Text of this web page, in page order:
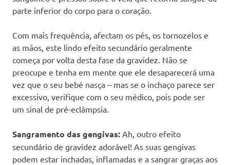
parte inferior do corpo para o coração.
Com mais frequência, afectam os pés, os tornozelos e
as mãos, este lindo efeito secundário geralmente
começa por volta desta fase da gravidez. Não se
preocupe e tenha em mente que ele desaparecerá uma
vez que o seu bebé nasça – mas se o inchaço parece ser
excessivo, verifique com o seu médico, pois pode ser
um sinal de pré-eclâmpsia.
Sangramento das gengivas: Ah, outro efeito
secundário de gravidez adorável! As suas gengivas
podem estar inchadas, inflamadas e a sangrar graças aos